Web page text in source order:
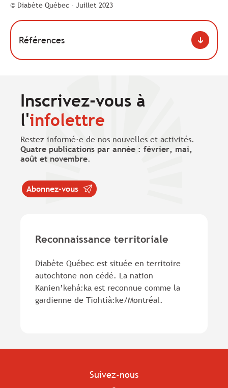
© Diabète Québec - Juillet 2023
Références
Inscrivez-vous à
l'infolettre
Restez informé·e de nos nouvelles et activités.
Quatre publications par année : février, mai,
août et novembre.
Abonnez-vous
Reconnaissance territoriale
Diabète Québec est située en territoire
autochtone non cédé. La nation
Kanien’kehá:ka est reconnue comme la
gardienne de Tiohtià:ke/Montréal.
Suivez-nous